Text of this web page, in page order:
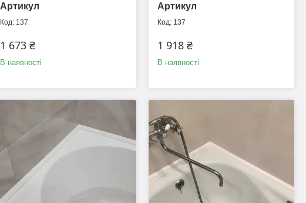
Артикул
137
1 673 ₴
В наявності
Артикул
137
1 918 ₴
В наявності